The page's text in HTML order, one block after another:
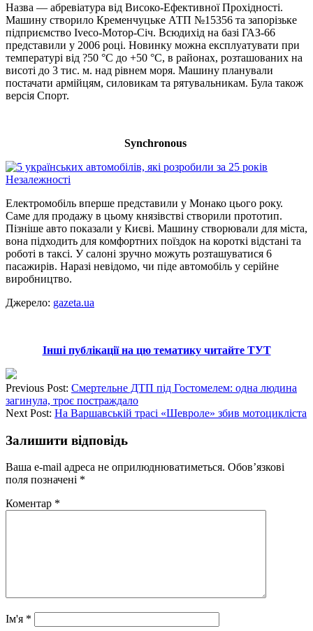
Назва — абревіатура від Високо-Ефективної Прохідності.
Машину створило Кременчуцьке АТП №15356 та запорізьке
підприємство Iveco-Мотор-Січ. Всюдихід на базі ГАЗ-66
представили у 2006 році. Новинку можна експлуатувати при
температурі від ?50 °C до +50 °C, в районах, розташованих на
висоті до 3 тис. м. над рівнем моря. Машину планували
постачати армійцям, силовикам та рятувальникам. Була також
версія Спорт.
Synchronous
Електромобіль вперше представили у Монако цього року.
Саме для продажу в цьому князівстві створили прототип.
Пізніше авто показали у Києві. Машину створювали для міста,
вона підходить для комфортних поїздок на короткі відстані та
роботі в таксі. У салоні зручно можуть розташуватися 6
пасажирів. Наразі невідомо, чи піде автомобіль у серійне
виробництво.
Джерело: gazeta.ua
Інші публікації на цю тематику читайте ТУТ
Previous Post: Смертельне ДТП під Гостомелем: одна людина
загинула, троє постраждало
Next Post: На Варшавській трасі «Шевроле» збив мотоцикліста
Залишити відповідь
Ваша e-mail адреса не оприлюднюватиметься. Обов’язкові
поля позначені *
Коментар *
Ім'я *